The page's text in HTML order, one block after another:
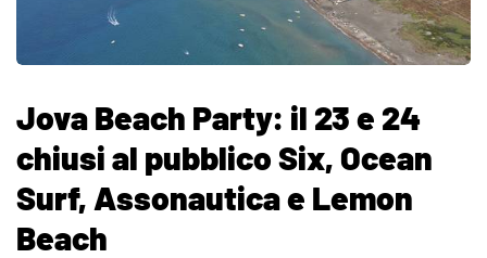
Jova Beach Party: il 23 e 24
chiusi al pubblico Six, Ocean
Surf, Assonautica e Lemon
Beach